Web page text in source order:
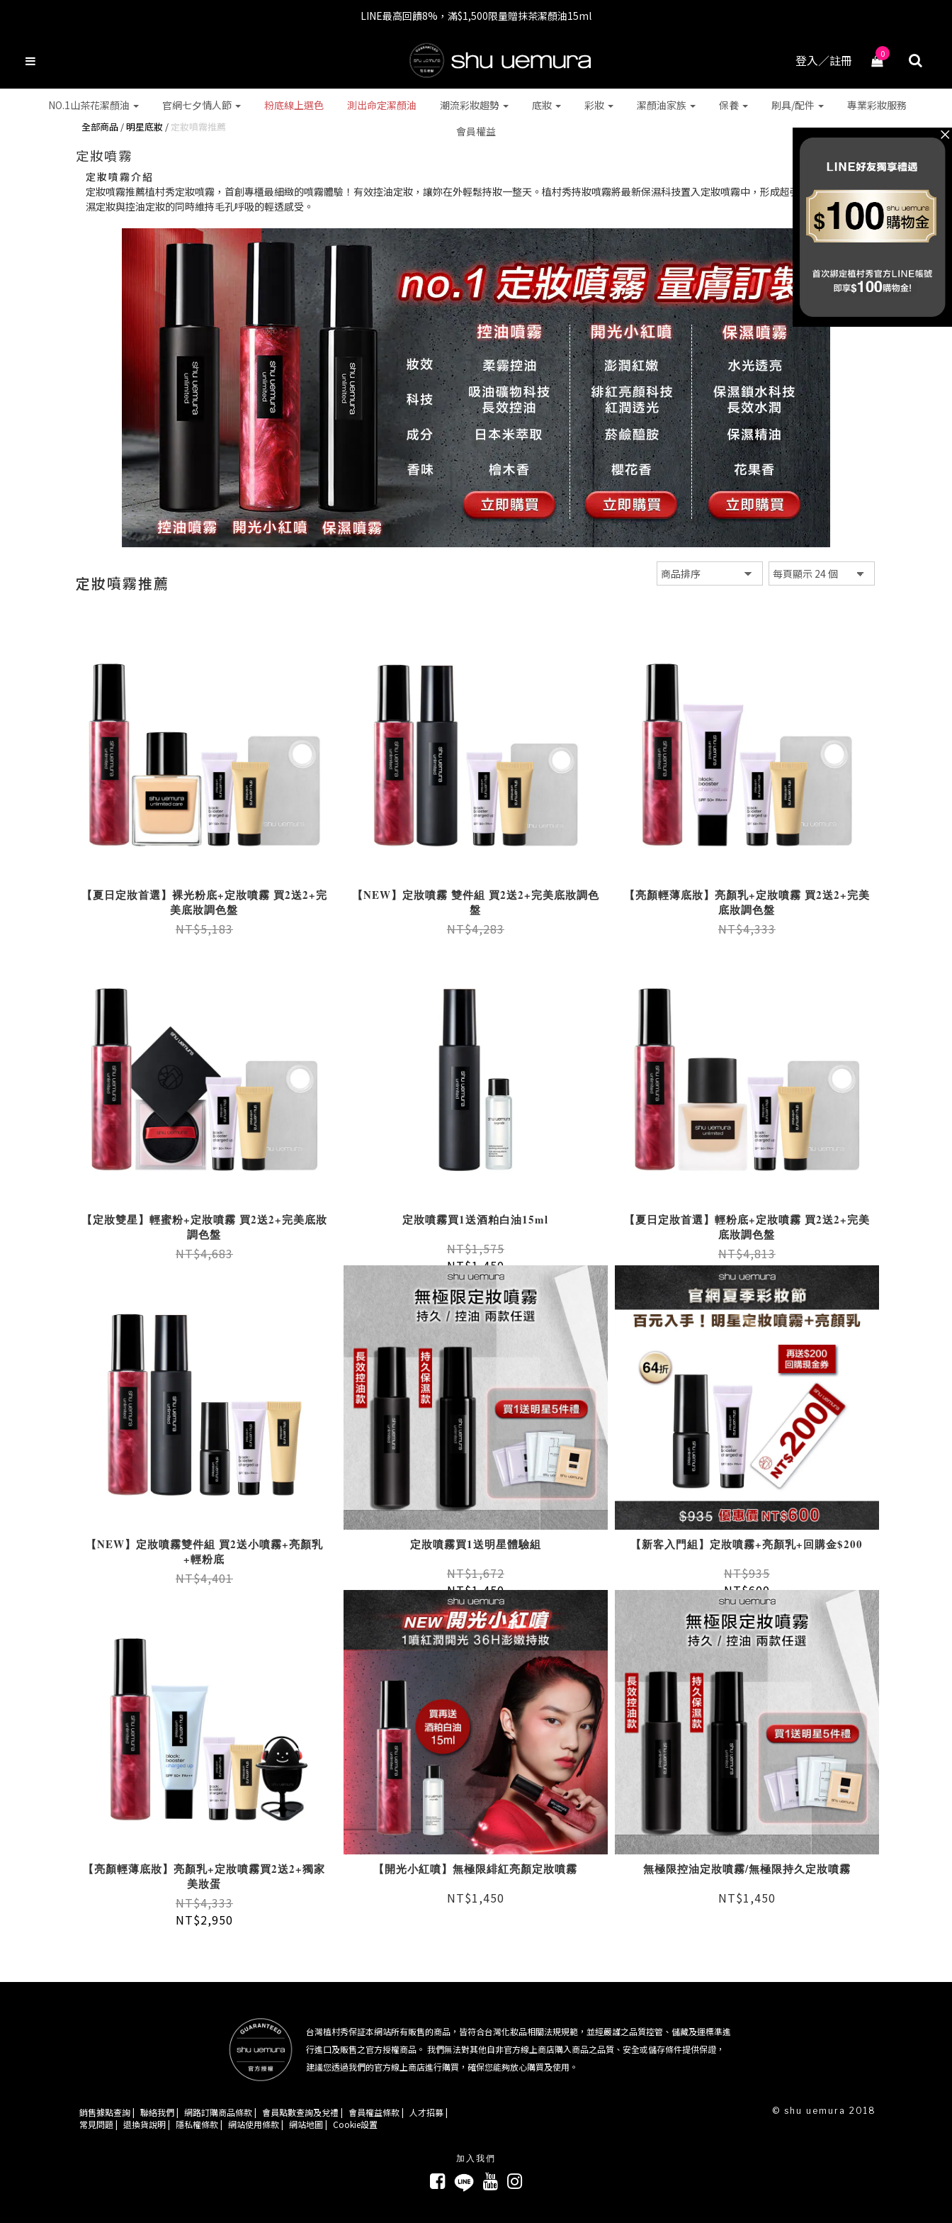
七夕情人節 全站9折，下單享免運+贈$200回購金
LINE最高回饋8%，滿$1,500限量贈抹茶潔顏油15ml
七夕情人節 全站9折，下單享免運+贈$200回購金
登入／註冊 0
NO.1山茶花潔顏油 官網七夕情人節 粉底線上選色 測出命定潔顏油 潮流彩妝趨勢 底妝 彩妝 潔顏油家族 保養 刷具/配件
專業彩妝服務
會員權益
全部商品 /明星底妝 / 定妝噴霧推薦
定妝噴霧
定妝噴霧介紹
定妝噴霧推薦植村秀定妝噴霧，首創專櫃最細緻的噴霧體驗！有效控油定妝，讓妳在外輕鬆持妝一整天。植村秀持妝噴霧將最新保濕科技置入定妝噴霧中，形成超強保濕膜，在保
濕定妝與控油定妝的同時維持毛孔呼吸的輕透感受。
定妝噴霧推薦
【夏日定妝首選】裸光粉底+定妝噴霧 買2送2+完
美底妝調色盤
NT$5,183
【NEW】定妝噴霧 雙件組 買2送2+完美底妝調色
盤
NT$4,283
【亮顏輕薄底妝】亮顏乳+定妝噴霧 買2送2+完美
底妝調色盤
NT$4,333
【定妝雙星】輕蜜粉+定妝噴霧 買2送2+完美底妝
調色盤
NT$4,683
定妝噴霧買1送酒粕白油15ml
NT$1,575
NT$1,450
【夏日定妝首選】輕粉底+定妝噴霧 買2送2+完美
底妝調色盤
NT$4,813
NT$3,430
【NEW】定妝噴霧雙件組 買2送小噴霧+亮顏乳
+輕粉底
NT$4,401
定妝噴霧買1送明星體驗組
NT$1,672
NT$1,450
【新客入門組】定妝噴霧+亮顏乳+回購金$200
NT$935
NT$600
【亮顏輕薄底妝】亮顏乳+定妝噴霧買2送2+獨家
美妝蛋
NT$4,333
NT$2,950
【開光小紅噴】無極限緋紅亮顏定妝噴霧
NT$1,450
無極限控油定妝噴霧/無極限持久定妝噴霧
NT$1,450
台灣植村秀保証本網站所有販售的商品，皆符合台灣化妝品相關法規規範，並經嚴謹之品質控管、儲藏及運標準進
行進口及販售之官方授權商品。 我們無法對其他自非官方線上商店購入商品之品質、安全或儲存條件提供保證，
建議您透過我們的官方線上商店進行購買，確保您能夠放心購買及使用。
銷售據點查詢 | 聯絡我們 | 網路訂購商品條款 | 會員點數查詢及兌禮 | 會員權益條款 |
人才招募 |
常見問題 | 退換貨說明 | 隱私權條款 | 網站使用條款 | 網站地圖 | Cookie設置
© shu uemura 2018
加入我們